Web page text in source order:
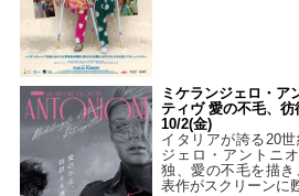
ミケランジェロ・ア
ティヴ 愛の不毛、
10/2(金)
イタリアが誇る20
ジェロ・アントニ
独、愛の不毛を描
表作がスクリーンに